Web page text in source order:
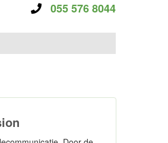
055 576 8044